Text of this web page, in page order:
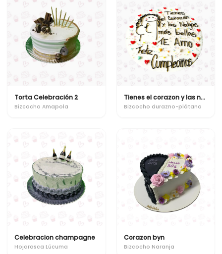
Torta Celebración 2
Bizcocho Amapola
Tienes el corazon y las nalgas mas bellas
Bizcocho durazno-plátano
Celebracion champagne
Hojarasca Lúcuma
Corazon byn
Bizcocho Naranja